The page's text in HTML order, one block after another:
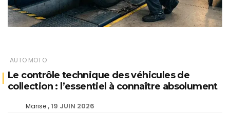
AUTO MOTO
Le contrôle technique des véhicules de
collection : l’essentiel à connaître absolument
Marise 19 JUIN 2026